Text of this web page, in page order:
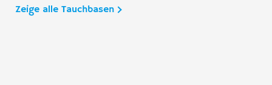
Zeige alle Tauchbasen